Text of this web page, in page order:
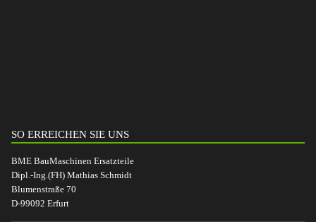
SO ERREICHEN SIE UNS
BME BauMaschinen Ersatzteile
Dipl.-Ing.(FH) Mathias Schmidt
Blumenstraße 70
D-99092 Erfurt